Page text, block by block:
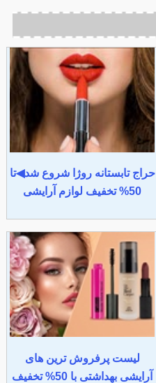
حراج تابستانه روژا شروع شد◀تا
50% تخفیف لوازم آرایشی
لیست پرفروش ترین های
آرایشی بهداشتی با 50% تخفیف